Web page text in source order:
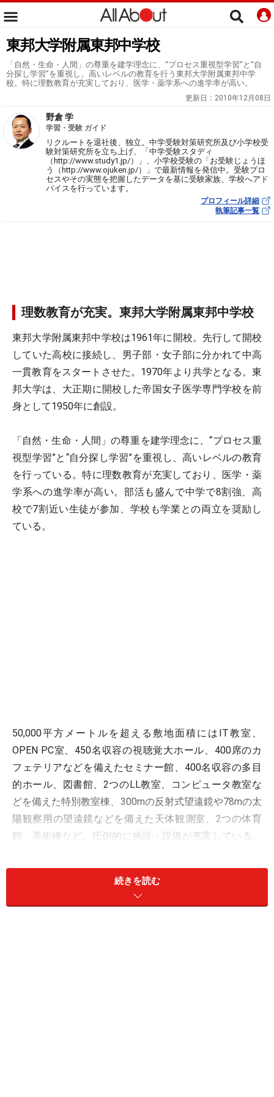
東邦大学附属東邦中学校
「自然・生命・人間」の尊重を建学理念に、“プロセス重視型学習”と“自
分探し学習”を重視し、高いレベルの教育を行う東邦大学附属東邦中学
校。特に理数教育が充実しており、医学・薬学系への進学率が高い。
更新日： 2010年12月08日
野倉 学
学習・受験 ガイド
リクルートを退社後、独立。中学受験対策研究所及び小学校受
験対策研究所を立ち上げ、「中学受験スタディ
（http://www.study1.jp/）」、小学校受験の「お受験じょうほ
う（http://www.ojuken.jp/）」で最新情報を発信中。受験プロ
セスやその実態を把握したデータを基に受験家族、学校へアド
バイスを行っています。
プロフィール詳細
執筆記事一覧
理数教育が充実。東邦大学附属東邦中学校
東邦大学附属東邦中学校は1961年に開校。先行して開校
していた高校に接続し、男子部・女子部に分かれて中高
一貫教育をスタートさせた。1970年より共学となる。東
邦大学は、大正期に開校した帝国女子医学専門学校を前
身として1950年に創設。
「自然・生命・人間」の尊重を建学理念に、“プロセス重
視型学習”と“自分探し学習”を重視し、高いレベルの教育
を行っている。特に理数教育が充実しており、医学・薬
学系への進学率が高い。部活も盛んで中学で8割強、高
校で7割近い生徒が参加、学校も学業との両立を奨励し
ている。
50,000平方メートルを超える敷地面積にはIT教室、
OPEN PC室、450名収容の視聴覚大ホール、400席のカ
フェテリアなどを備えたセミナー館、400名収容の多目
的ホール、図書館、2つのLL教室、コンピュータ教室な
どを備えた特別教室棟、300mの反射式望遠鏡や78mの太
陽観察用の望遠鏡などを備えた天体観測室、2つの体育
館、美術棟など、圧倒的に施設・設備が充実している。
工夫が凝らされる“自分探し学習”
続きを読む